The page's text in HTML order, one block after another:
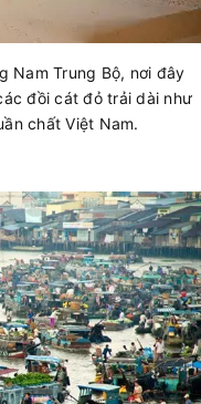
Nam Trung Bộ, nơi đây
đồi cát đỏ trải dài như
chất Việt Nam.